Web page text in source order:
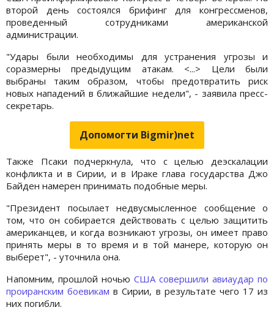
второй день состоялся брифинг для конгрессменов,
проведенный сотрудниками американской
администрации.
"Удары были необходимы для устранения угрозы и
соразмерны предыдущим атакам. <...> Цели были
выбраны таким образом, чтобы предотвратить риск
новых нападений в ближайшие недели", - заявила пресс-
секретарь.
Допомогти Bigmir)net
Также Псаки подчеркнула, что с целью деэскалации
конфликта и в Сирии, и в Ираке глава государства Джо
Байден намерен принимать подобные меры.
"Президент посылает недвусмысленное сообщение о
том, что он собирается действовать с целью защитить
американцев, и когда возникают угрозы, он имеет право
принять меры в то время и в той манере, которую он
выберет", - уточнила она.
Напомним, прошлой ночью США совершили авиаудар по
проиранским боевикам в Сирии, в результате чего 17 из
них погибли.